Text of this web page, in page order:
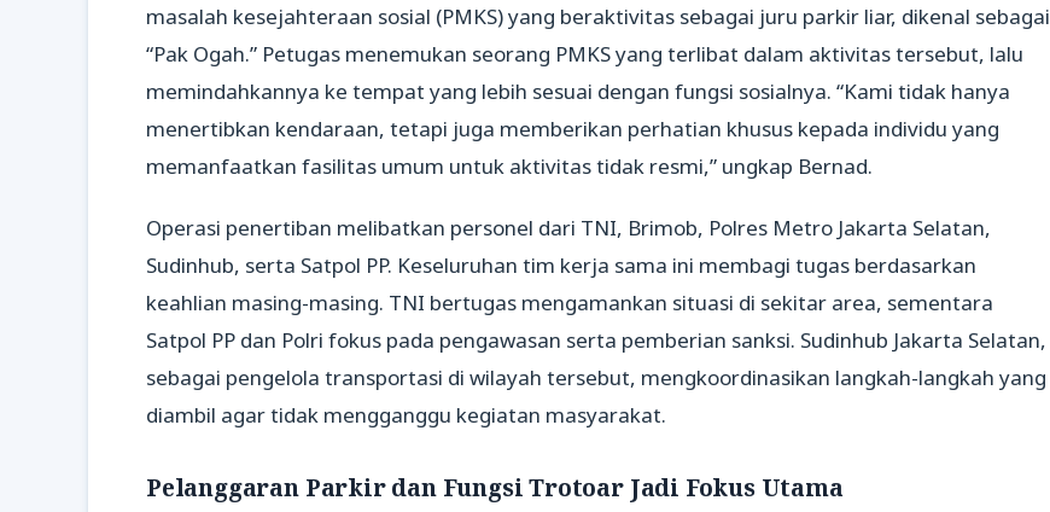
masalah kesejahteraan sosial (PMKS) yang beraktivitas sebagai juru parkir liar, dikenal sebagai
“Pak Ogah.” Petugas menemukan seorang PMKS yang terlibat dalam aktivitas tersebut, lalu
memindahkannya ke tempat yang lebih sesuai dengan fungsi sosialnya. “Kami tidak hanya
menertibkan kendaraan, tetapi juga memberikan perhatian khusus kepada individu yang
memanfaatkan fasilitas umum untuk aktivitas tidak resmi,” ungkap Bernad.
Operasi penertiban melibatkan personel dari TNI, Brimob, Polres Metro Jakarta Selatan,
Sudinhub, serta Satpol PP. Keseluruhan tim kerja sama ini membagi tugas berdasarkan
keahlian masing-masing. TNI bertugas mengamankan situasi di sekitar area, sementara
Satpol PP dan Polri fokus pada pengawasan serta pemberian sanksi. Sudinhub Jakarta Selatan,
sebagai pengelola transportasi di wilayah tersebut, mengkoordinasikan langkah-langkah yang
diambil agar tidak mengganggu kegiatan masyarakat.
Pelanggaran Parkir dan Fungsi Trotoar Jadi Fokus Utama